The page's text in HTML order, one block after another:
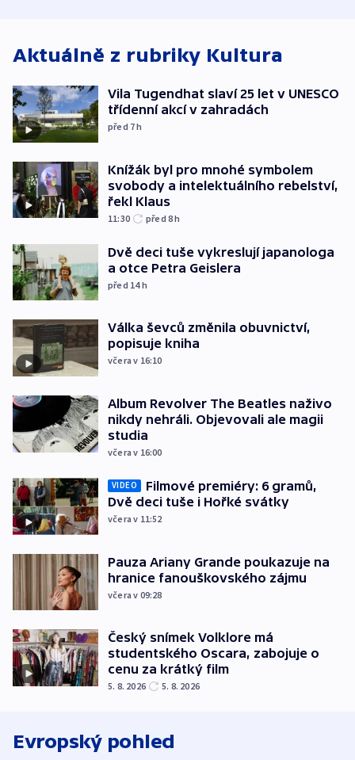
Aktuálně z rubriky Kultura
Vila Tugendhat slaví 25 let v UNESCO
třídenní akcí v zahradách
před 7h
Knížák byl pro mnohé symbolem
svobody a intelektuálního rebelství,
řekl Klaus
11:30 před 8h
Dvě deci tuše vykreslují japanologa
a otce Petra Geislera
před 14h
Válka ševců změnila obuvnictví,
popisuje kniha
včera v 16:10
Album Revolver The Beatles naživo
nikdy nehráli. Objevovali ale magii
studia
včera v 16:00
VIDEO
Filmové premiéry: 6 gramů,
Dvě deci tuše i Hořké svátky
včera v 11:52
Pauza Ariany Grande poukazuje na
hranice fanouškovského zájmu
včera v 09:28
Český snímek Volklore má
studentského Oscara, zabojuje o
cenu za krátký film
5. 8. 2026 5. 8. 2026
Evropský pohled